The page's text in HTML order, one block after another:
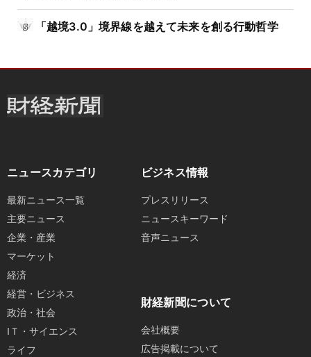
「越境3.0」境界線を越えて未来を創る行動哲学
ニュースカテゴリ
最新ニュース一覧
主要ニュース
企業・産業
マーケット
経済
経営・ビジネス
政治・社会
IＴ・サイエンス
ライフ
ビジネス情報
プレスリリース
ニュースキーワード
音声ニュース
財経新聞について
会社概要
広告掲載について